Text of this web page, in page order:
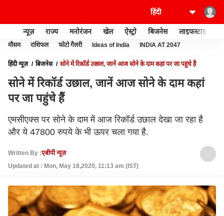
न्यूज़ राज्य मनोरंजन खेल ऐस्ट्रो बिजनेस लाइफस्टाइल
मौसम राशिफल फोटो गैलरी Ideas of India INDIA AT 2047
हिंदी न्यूज़ बिजनेस सोने में रिकॉर्ड उछाल, जानें आज सोने के दाम कहां पर जा पहुंचे हैं
सोने में रिकॉर्ड उछाल, जानें आज सोने के दाम कहां
पर जा पहुंचे हैं
एमसीएक्स पर सोने के दाम में आज रिकॉर्ड उछाल देखा जा रहा है
और ये 47800 रुपये के भी ऊपर चला गया है.
Written By :एबीपी न्यूज़
Updated at : Mon, May 18,2020, 11:13 am (IST)